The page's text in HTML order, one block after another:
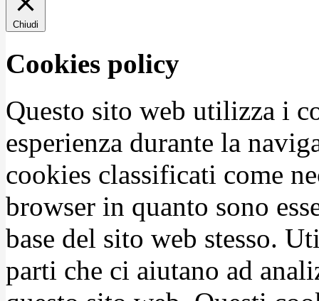
Chiudi
Cookies policy
Questo sito web utilizza i
esperienza durante la
cookies classificati come
browser in quanto sono
base del sito web stesso.
parti che ci aiutano ad